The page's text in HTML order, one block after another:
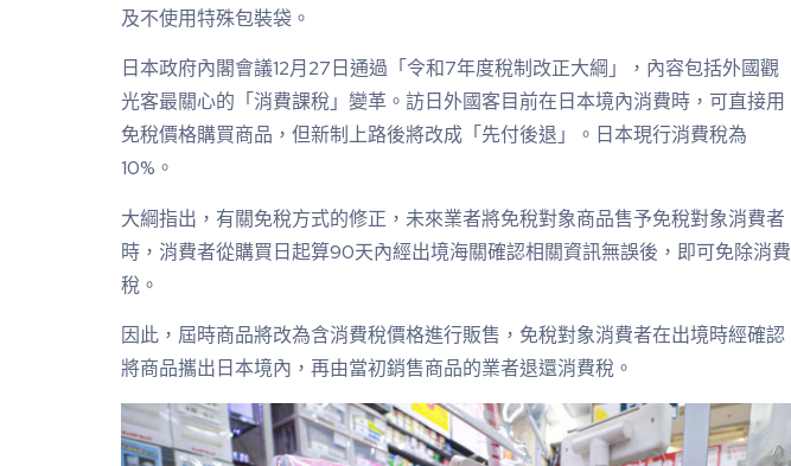
及不使用特殊包裝袋。
日本政府內閣會議12月27日通過「令和7年度稅制改正大綱」，內容包括外國觀
光客最關心的「消費課稅」變革。訪日外國客目前在日本境內消費時，可直接用
免稅價格購買商品，但新制上路後將改成「先付後退」。日本現行消費稅為
10%。
大綱指出，有關免稅方式的修正，未來業者將免稅對象商品售予免稅對象消費者
時，消費者從購買日起算90天內經出境海關確認相關資訊無誤後，即可免除消費
稅。
因此，屆時商品將改為含消費稅價格進行販售，免稅對象消費者在出境時經確認
將商品攜出日本境內，再由當初銷售商品的業者退還消費稅。